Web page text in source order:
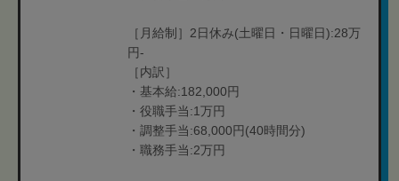
［月給制］2日休み(土曜日・日曜日):28万
円-
［内訳］
・基本給:182,000円
・役職手当:1万円
・調整手当:68,000円(40時間分)
・職務手当:2万円